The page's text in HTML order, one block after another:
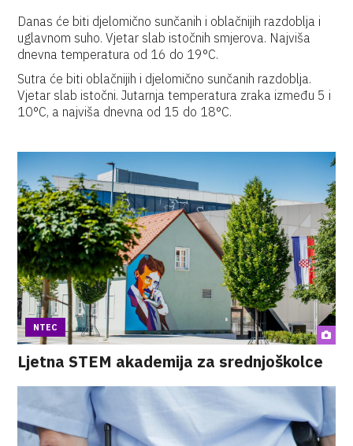
Danas će biti djelomično sunčanih i oblačnijih razdoblja i
uglavnom suho. Vjetar slab istočnih smjerova. Najviša
dnevna temperatura od 16 do 19°C.
Sutra će biti oblačnijih i djelomično sunčanih razdoblja.
Vjetar slab istočni. Jutarnja temperatura zraka između 5 i
10°C, a najviša dnevna od 15 do 18°C.
NTEC
Ljetna STEM akademija za srednjoškolce